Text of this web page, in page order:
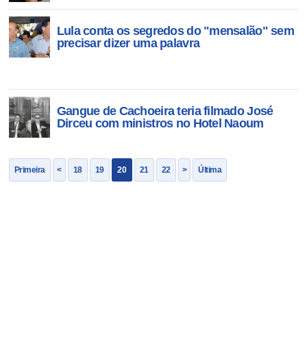
Lula conta os segredos do "mensalão" sem
precisar dizer uma palavra
Gangue de Cachoeira teria filmado José
Dirceu com ministros no Hotel Naoum
Primeira < 18 19 20 21 22 > Última